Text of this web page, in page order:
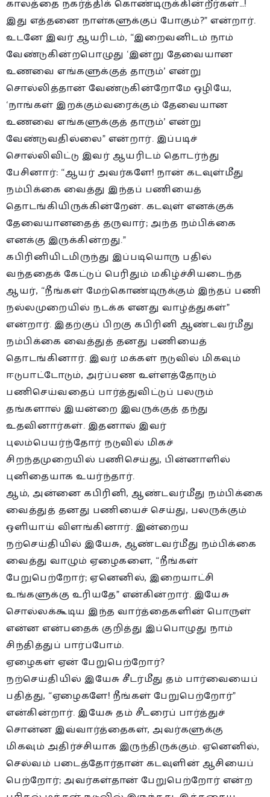
காலத்தை நகர்த்திக் கொண்டிருக்கின்றீர்கள்…!
இது எத்தனை நாள்களுக்குப் போகும்?” என்றார்.
உடனே இவர் ஆயரிடம், “இறைவனிடம் நாம்
வேண்டுகின்றபொழுது ‘இன்று தேவையான
உணவை எங்களுக்குத் தாரும்’ என்று
சொல்லித்தான் வேண்டுகின்றோமே ஒழியே,
‘நாங்கள் இறக்கும்வரைக்கும் தேவையான
உணவை எங்களுக்குத் தாரும்’ என்று
வேண்டுவதில்லை” என்றார். இப்படிச்
சொல்லிவிட்டு இவர் ஆயரிடம் தொடர்ந்து
பேசினார்: “ஆயர் அவர்களே! நான் கடவுள்மீது
நம்பிக்கை வைத்து இந்தப் பணியைத்
தொடங்கியிருக்கின்றேன். கடவுள் எனக்குக்
தேவையானதைத் தருவார்; அந்த நம்பிக்கை
எனக்கு இருக்கின்றது.”
கபிரினியிடமிருந்து இப்படியொரு பதில்
வந்ததைக் கேட்டுப் பெரிதும் மகிழ்ச்சியடைந்த
ஆயர், “நீங்கள் மேற்கொண்டிருக்கும் இந்தப் பணி
நல்லமுறையில் நடக்க எனது வாழ்த்துகள்”
என்றார். இதற்குப் பிறகு கபிரினி ஆண்டவர்மீது
நம்பிக்கை வைத்துத் தனது பணியைத்
தொடங்கினார். இவர் மக்கள் நடுவில் மிகவும்
ஈடுபாட்டோடும், அர்ப்பண உள்ளத்தோடும்
பணிசெய்வதைப் பார்த்துவிட்டுப் பலரும்
தங்களால் இயன்றை இவருக்குத் தந்து
உதவினார்கள். இதனால் இவர்
புலம்பெயர்ந்தோர் நடுவில் மிகச்
சிறந்தமுறையில் பணிசெய்து, பின்னாளில்
புனிதையாக உயர்ந்தார்.
ஆம், அன்னை கபிரினி, ஆண்டவர்மீது நம்பிக்கை
வைத்துத் தனது பணியைச் செய்து, பலருக்கும்
ஒளியாய் விளங்கினார். இன்றைய
நற்செய்தியில் இயேசு, ஆண்டவர்மீது நம்பிக்கை
வைத்து வாழும் ஏழைகளை, “நீங்கள்
பேறுபெற்றோர்; ஏனெனில், இறையாட்சி
உங்களுக்கு உரியதே” என்கின்றார். இயேசு
சொல்லக்கூடிய இந்த வார்த்தைகளின் பொருள்
என்ன என்பதைக் குறித்து இப்பொழுது நாம்
சிந்தித்துப் பார்ப்போம்.
ஏழைகள் ஏன் பேறுபெற்றோர்?
நற்செய்தியில் இயேசு சீடர்மீது தம் பார்வையைப்
பதித்து, “ஏழைகளே! நீங்கள் பேறுபெற்றோர்”
என்கின்றார். இயேசு தம் சீடரைப் பார்த்துச்
சொன்ன இவ்வார்த்தைகள், அவர்களுக்கு
மிகவும் அதிர்ச்சியாக இருந்திருக்கும். ஏனெனில்,
செல்வம் படைத்தோர்தான் கடவுளின் ஆசியைப்
பெற்றோர்; அவர்கள்தான் பேறுபெற்றோர் என்ற